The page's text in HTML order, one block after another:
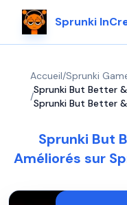
Sprunki
Accueil/Sprunki
/
Sprunki But Better
Sprunki But Better
Sprunki But
Améliorés sur